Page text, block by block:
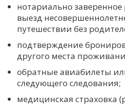
нотариально
выезд
путешествии без
подтверждение
другого места
обратные авиабилеты
следующего следования;
медицинская страховка